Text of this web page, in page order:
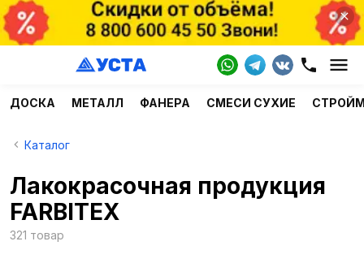
ДОСКА МЕТАЛЛ ФАНЕРА СМЕСИ СУХИЕ
Каталог
Лакокрасочная продукция
FARBITEX
321 товар